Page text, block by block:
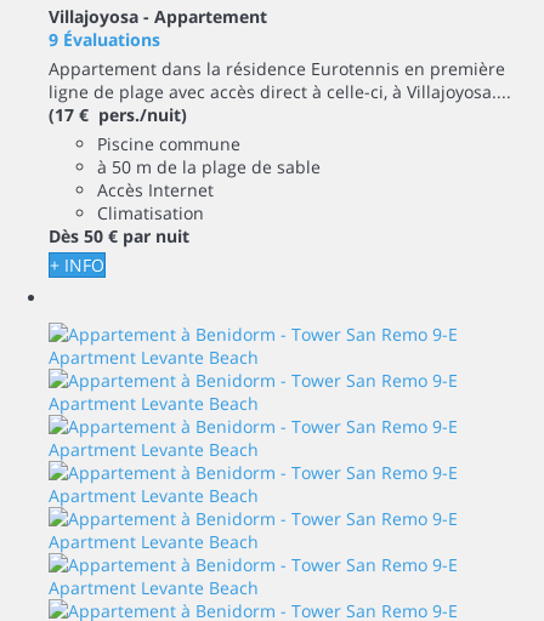
Villajoyosa - Appartement
9 Évaluations
Appartement dans la résidence Eurotennis en première
ligne de plage avec accès direct à celle-ci, à Villajoyosa....
(17 € pers./nuit)
Piscine commune
à 50 m de la plage de sable
Accès Internet
Climatisation
Dès 50 € par nuit
+ INFO